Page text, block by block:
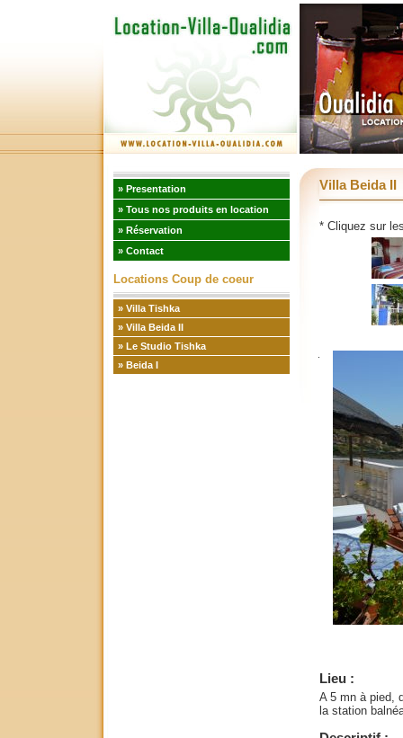
» Presentation
» Tous nos produits en location
» Réservation
» Contact
Locations Coup de coeur
» Villa Tishka
» Villa Beida II
» Le Studio Tishka
» Beida I
Villa Beida II
* Cliquez sur
Lieu :
A 5 mn à pied,
la station